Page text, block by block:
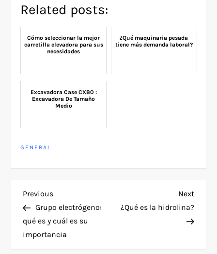
Related posts:
Cómo seleccionar la mejor
carretilla elevadora para sus
necesidades
¿Qué maquinaria pesada
tiene más demanda laboral?
Excavadora Case CX80 :
Excavadora De Tamaño
Medio
GENERAL
P
o
s
Previous
Post
Previous
Grupo electrógeno:
qué es y cuál es su
importancia
Next
Post
Next
¿Qué es la hidrolina?